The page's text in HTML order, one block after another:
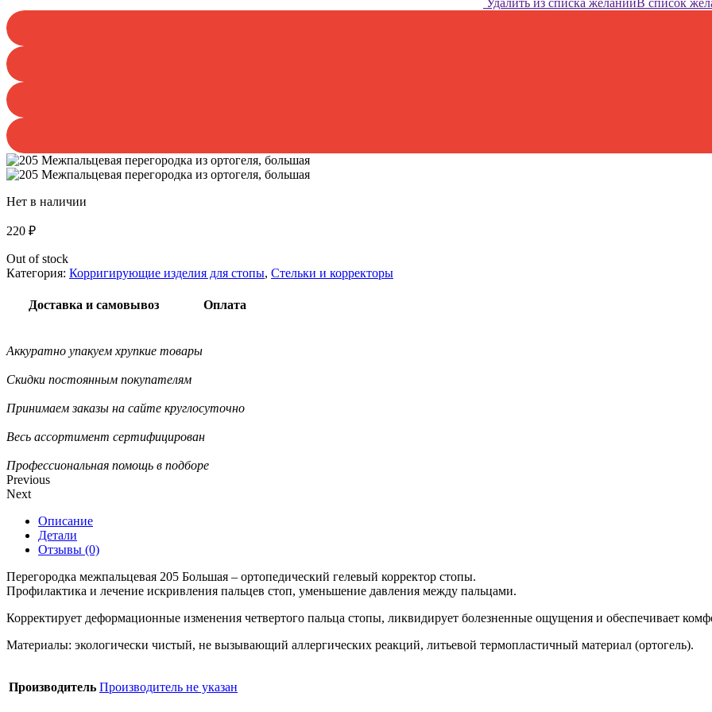
Нет в наличии
220 ₽
Out of stock
Категория: Корригирующие изделия для стопы, Стельки и корректоры
Доставка и самовывоз Оплата
Аккуратно упакуем хрупкие товары
Скидки постоянным покупателям
Принимаем заказы на сайте круглосуточно
Весь ассортимент сертифицирован
Профессиональная помощь в подборе
Previous
Next
Описание
Детали
Отзывы (0)
Перегородка межпальцевая 205 Большая – ортопедический гелевый корректор стопы.
Профилактика и лечение искривления пальцев стоп, уменьшение давления между пальцами.
Корректирует деформационные изменения четвертого пальца стопы, ликвидирует болезненные ощущения и обеспечивает
Материалы: экологически чистый, не вызывающий аллергических реакций, литьевой термопластичный материал (ортогель).
Производитель Производитель не указан